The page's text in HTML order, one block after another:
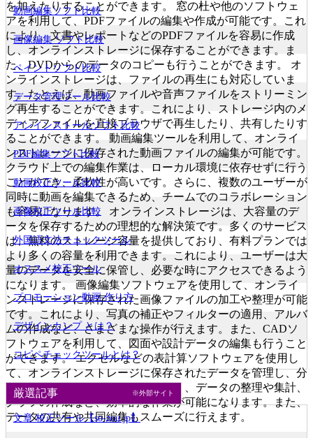
を加えたりすることができます。 窓の杜や他のソフトウェ
アを利用して、PDFファイルの編集や作成が可能です。これ
により、文書やレポートなどのPDFファイルを容易に作成
し、オンラインストレージに保存することができます。ま
た、DVDからのデータのコピーも行うことができます。 オ
ンラインストレージは、ファイルの再生にも対応していま
す。たとえば、動画ファイルや音声ファイルをストリーミン
グ再生することができます。これにより、ストレージ内のメ
ディアファイルを直接ブラウザで再生したり、共有したりす
ることができます。 動画編集ツールを利用して、オンライ
ンストレージに保存された動画ファイルの編集が可能です。
クラウド上での編集作業は、ローカル環境に依存せずに行う
ことができ、柔軟性が高いです。さらに、複数のユーザーが
同時に動画を編集できるため、チームでのコラボレーション
も容易になります。 オンラインストレージは、大容量のデ
ータを保存するための理想的な解決策です。多くのサービス
は、無料のストレージ容量を提供しており、有料プランでは
より多くの容量を利用できます。これにより、ユーザーは大
量のデータを安全に保管し、必要な時にアクセスできるよう
になります。 画像編集ソフトウェアを使用して、オンライ
ンストレージに保存された画像ファイルの加工や整理が可能
です。これにより、写真の補正やフィルターの適用、アルバ
ムの作成など、さまざまな操作が行えます。また、CADソ
フトウェアを利用して、図面や設計データの編集も行うこと
ができます。 エクセルなどの表計算ソフトウェアを使用し
て、オンラインストレージに保存されたデータを管理し、分
析することができます。これにより、データの整理や集計、
グラフの作成など、効率的な作業が可能になります。また、
データの共有や共同編集もスムーズに行えます。
動画編集ソフト比較
画像編集 ソフト比較
ペイントソフト比較
データ管理ツール比較
アンインストールソフト比較
PDF編集ソフト比較
動画校正ツール比較
画像校正ツール比較
外国語文法チェックツール
オススメ校正ツール
プロモーション動画 作り方
デザインカンプ とは？
コピペチェックツールとは？
厳選記事 ※外部サイト
文章 校正ツール【so-zou.jp】